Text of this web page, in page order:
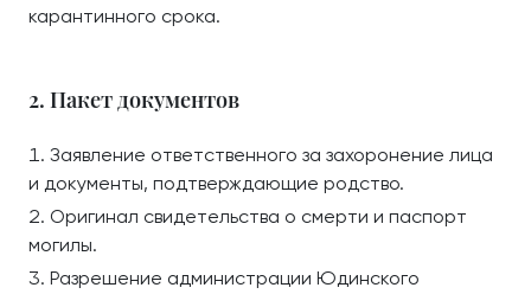
карантинного срока.
2. Пакет документов
Заявление ответственного за захоронение лица
и документы, подтверждающие родство.
Оригинал свидетельства о смерти и паспорт
могилы.
Разрешение администрации Юдинского